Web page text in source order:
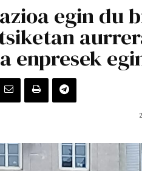
egin du
enpresek